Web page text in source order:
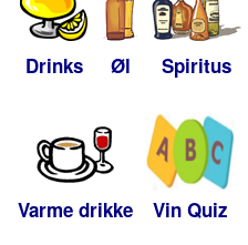
Drinks Øl Spiritus
Varme drikke Vin Quiz